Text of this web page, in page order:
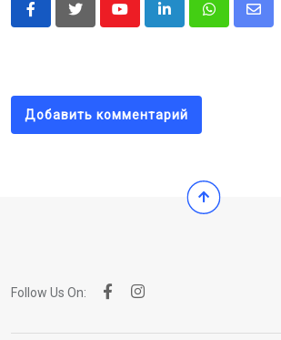
YoutubeLinkedInWhatsappShare
Добавить комментарий
Follow Us On: